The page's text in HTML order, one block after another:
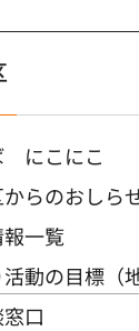
にこにこ
らのおしら
一覧
動の目標（
口